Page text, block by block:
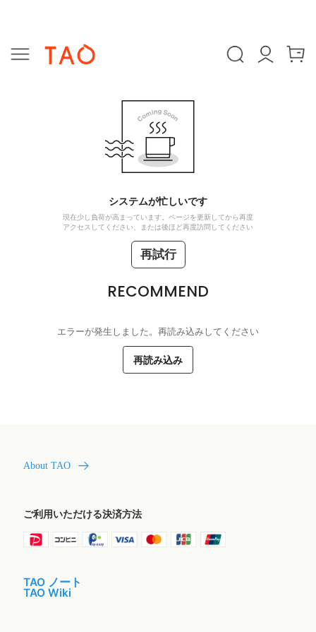
システムが忙しいです
現在少し負荷が高まっています。ページを更新してから再度
アクセスしてください、または後ほど再度訪問してください
再試行
RECOMMEND
エラーが発生しました。再読み込みしてください
再読み込み
About TAO
ご利用いただける決済方法
TAO ノート
TAO Wiki